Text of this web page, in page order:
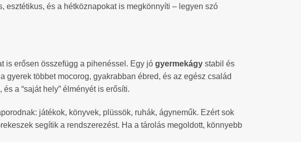
esztétikus, és a hétköznapokat is megkönnyíti – legyen szó
is erősen összefügg a pihenéssel. Egy jó gyermekágy stabil és
többet mocorog, gyakrabban ébred, és az egész család
a “saját hely” élményét is erősíti.
játékok, könyvek, plüssök, ruhák, ágyneműk. Ezért sok
segítik a rendszerezést. Ha a tárolás megoldott, könnyebb